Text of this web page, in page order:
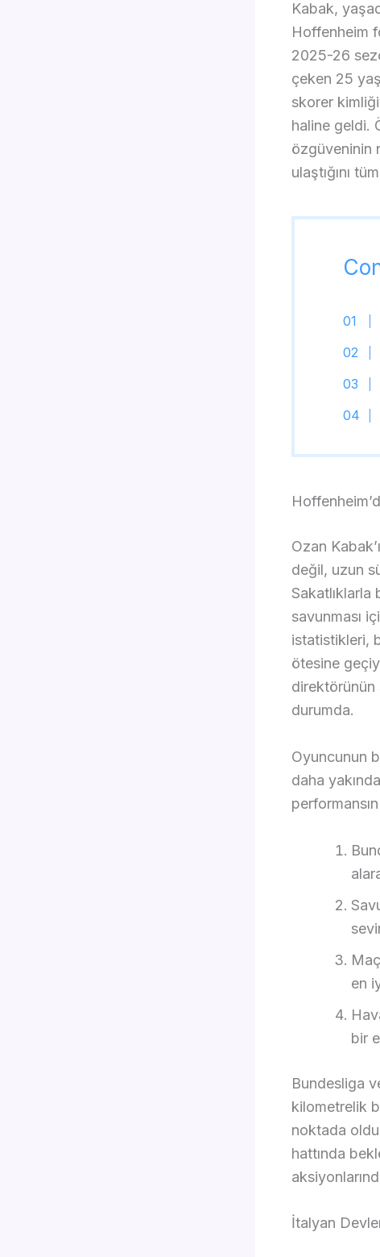
Kabak,
Hoffenheim
2025-26
çeken 25
skorer
haline geldi.
özgüveninin
ulaştığını
Ozan
değil, uzun
Sakatlıklarla
savunması
istatistikleri,
ötesine
direktörünün
durumda.
Oyuncunun
daha
en
bir
Bundesliga
kilometrelik
noktada
hattında
İtalyan